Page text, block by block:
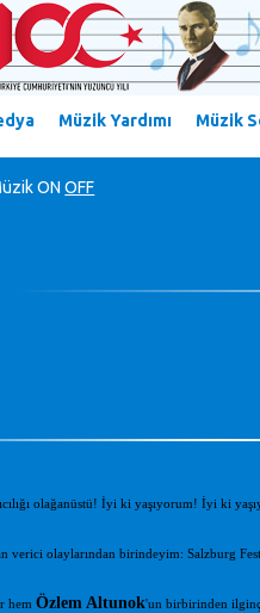
Müzik Yardımı Müzik
ON OFF
olağanüstü! İyi ki yaşıyorum! İyi ki
verici olaylarından birindeyim: Salzburg
hem Özlem Altunok'un birbirinden